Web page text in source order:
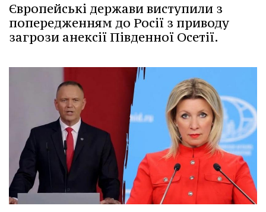
Європейські держави виступили з
попередженням до Росії з приводу
загрози анексії Південної Осетії.